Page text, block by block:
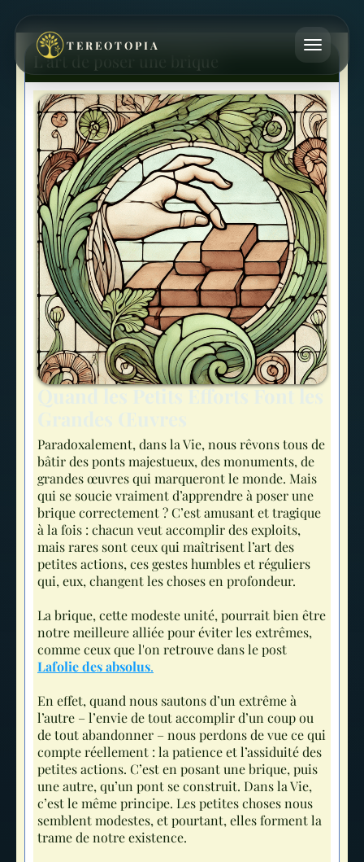
TEREOTOPIA
L'art de poser une brique
Quand les Petits Efforts Font les
Paradoxalement, dans la Vie, nous rêvons tous de
bâtir des ponts majestueux, des monuments, de
grandes œuvres qui marqueront le monde. Mais
qui se soucie vraiment d’apprendre à poser une
brique correctement ? C’est amusant et tragique
à la fois : chacun veut accomplir des exploits,
mais rares sont ceux qui maîtrisent l’art des
petites actions, ces gestes humbles et réguliers
qui, eux, changent les choses en profondeur.
La brique, cette modeste unité, pourrait bien être
notre meilleure alliée pour éviter les extrêmes,
comme ceux que l'on retrouve dans le post
Lafolie des absolus.
En effet, quand nous sautons d’un extrême à
l’autre – l’envie de tout accomplir d’un coup ou
de tout abandonner – nous perdons de vue ce qui
compte réellement : la patience et l’assiduité des
petites actions. C’est en posant une brique, puis
une autre, qu’un pont se construit. Dans la Vie,
c’est le même principe. Les petites choses nous
semblent modestes, et pourtant, elles forment la
trame de notre existence.